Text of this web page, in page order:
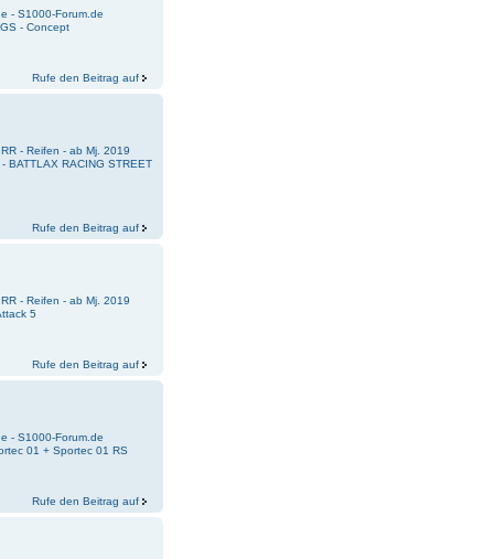
- S1000-Forum.de
- Concept
Rufe den Beitrag auf
- Reifen - ab Mj. 2019
BATTLAX RACING STREET
Rufe den Beitrag auf
- Reifen - ab Mj. 2019
5
Rufe den Beitrag auf
- S1000-Forum.de
01 + Sportec 01 RS
Rufe den Beitrag auf